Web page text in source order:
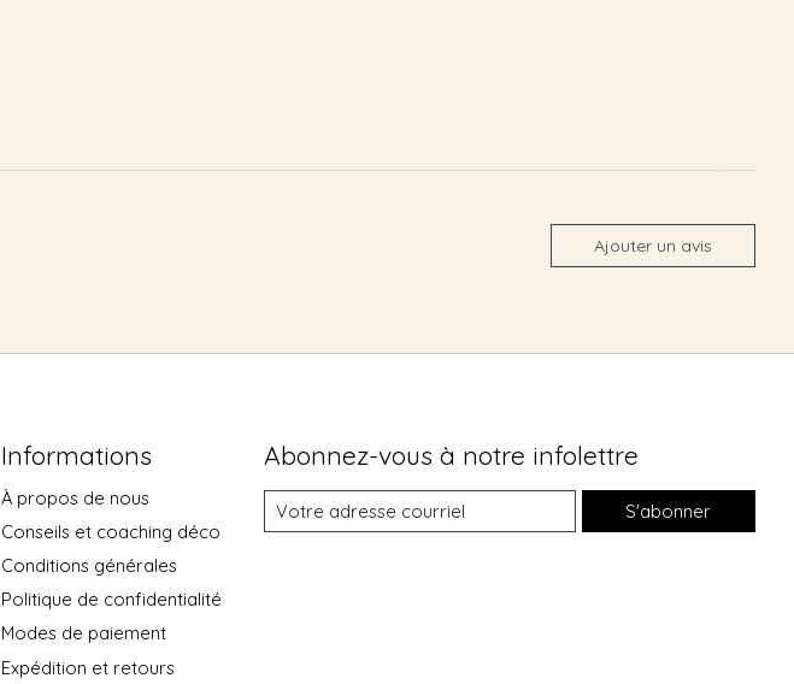
Ajouter un avis
Informations
À propos de nous
Conseils et coaching déco
Conditions générales
Politique de confidentialité
Modes de paiement
Expédition et retours
Abonnez-vous à notre infolettre
S'abonner